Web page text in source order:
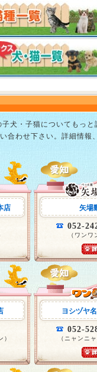
犬・子猫についてもっ
合わせ下さい。詳細情
店 矢場
052-
（ワンワ
）
ヨシヅヤ
052-
（ニャンニ